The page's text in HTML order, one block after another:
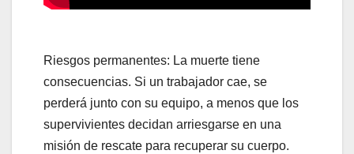
Riesgos permanentes: La muerte tiene
consecuencias. Si un trabajador cae, se
perderá junto con su equipo, a menos que los
supervivientes decidan arriesgarse en una
misión de rescate para recuperar su cuerpo.